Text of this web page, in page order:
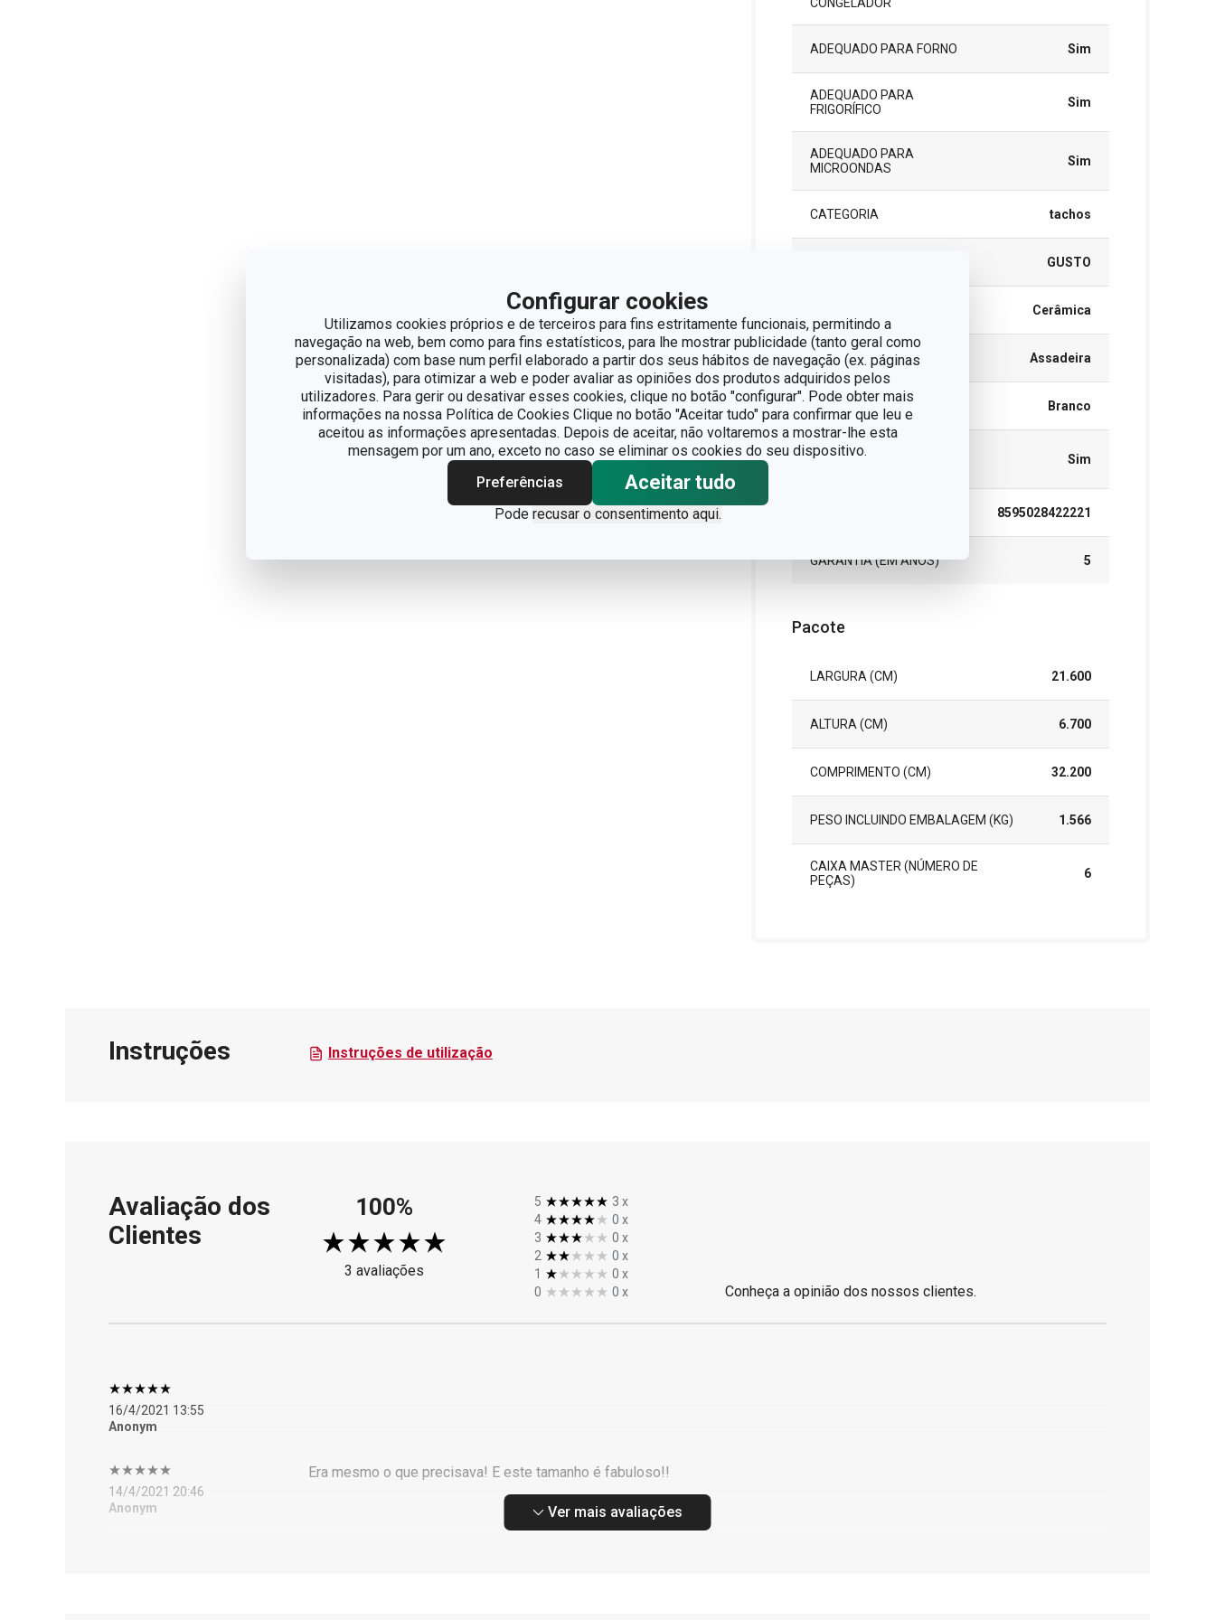
Configurar cookies
Utilizamos cookies próprios e de terceiros para fins estritamente funcionais, permitindo a
navegação na web, bem como para fins estatísticos, para lhe mostrar publicidade (tanto geral como
personalizada) com base num perfil elaborado a partir dos seus hábitos de navegação (ex. páginas
visitadas), para otimizar a web e poder avaliar as opiniões dos produtos adquiridos pelos
utilizadores. Para gerir ou desativar esses cookies, clique no botão "configurar". Pode obter mais
informações na nossa Política de Cookies Clique no botão "Aceitar tudo" para confirmar que leu e
aceitou as informações apresentadas. Depois de aceitar, não voltaremos a mostrar-lhe esta
mensagem por um ano, exceto no caso se eliminar os cookies do seu dispositivo.
Preferências
Aceitar tudo
Pode recusar o consentimento aqui.
ADEQUADO PARA FORNO Sim
ADEQUADO PARA
FRIGORÍFICO
Sim
ADEQUADO PARA
MICROONDAS
Sim
CATEGORIA tachos
GUSTO
Cerâmica
TIPO Assadeira
CORES Branco
MÁQUINA DE LAVAR
Sim
8595028422221
GARANTIA (EM ANOS) 5
Pacote
LARGURA (CM) 21.600
ALTURA (CM) 6.700
COMPRIMENTO (CM) 32.200
PESO INCLUINDO EMBALAGEM (KG) 1.566
CAIXA MASTER (NÚMERO DE
PEÇAS)
6
Instruções Instruções de utilização
Avaliação dos
Clientes
100%
3 avaliações
5 3 x
4
0 x
3
0 x
2
0 x
1
0 x
0
0 x Conheça a opinião dos nossos clientes.
16/4/2021 13:55
Anonym
14/4/2021 20:46
Anonym
Era mesmo o que precisava! E este tamanho é fabuloso!!
Ver mais avaliações